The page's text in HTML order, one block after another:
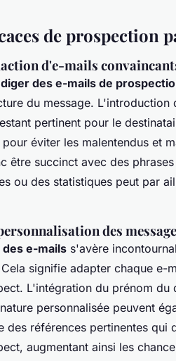
de prospection
d'e-mails
des e-mails de
du message.
pertinent pour le
éviter les malentendus et
être succinct avec des
ou des statistiques peut par
des
e-mails s'avère
signifie adapter chaque e-
L'intégration du prénom du
personnalisée peuvent
des références pertinentes qui
augmentant ainsi les